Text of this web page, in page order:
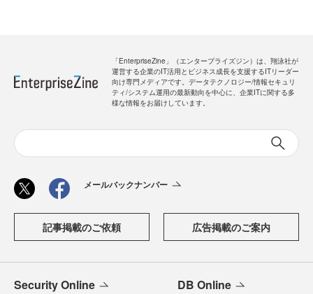
「EnterpriseZine」（エンタープライズジン）は、翔泳社が
運営する企業のIT活用とビジネス成長を支援するITリーダー
向け専門メディアです。データテクノロジー/情報セキュリ
ティ/システム運用の最新動向を中心に、企業ITに関する多
様な情報をお届けしています。
メールバックナンバー
記事掲載のご依頼 広告掲載のご案内
Security Online DB Online